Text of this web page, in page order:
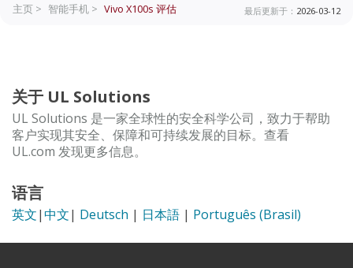
主页 > 智能手机 > Vivo X100s 评估 最后更新于： 2026-03-12
关于 UL Solutions
UL Solutions 是一家全球性的安全科学公司，致力于帮助
客户实现其安全、保障和可持续发展的目标。查看
UL.com 发现更多信息。
语言
英文|中文| Deutsch | 日本語 | Português (Brasil)